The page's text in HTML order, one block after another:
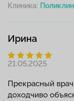
Клиника:
Ирина
21.05.2025
Прекрасный
доходчиво